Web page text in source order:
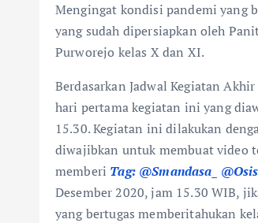
Mengingat kondisi pandemi yang
yang sudah dipersiapkan oleh
Purworejo kelas X dan XI.
Berdasarkan Jadwal Kegiatan
hari pertama kegiatan ini yang
15.30. Kegiatan ini dilakukan
diwajibkan untuk membuat video
memberi Tag: @Smandasa_
Desember 2020, jam 15.30 WIB,
yang bertugas memberitahukan